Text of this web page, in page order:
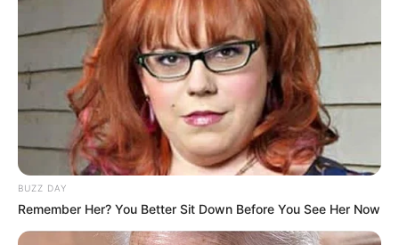
BUZZ DAY
Remember Her? You Better Sit Down Before You See Her Now